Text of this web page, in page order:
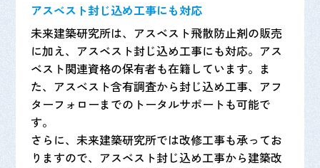
アスベスト封じ込め工事にも対応
未来建築研究所は、アスベスト飛散防止剤の販売
に加え、アスベスト封じ込め工事にも対応。アス
ベスト関連資格の保有者も在籍しています。ま
た、アスベスト含有調査から封じ込め工事、アフ
ターフォローまでのトータルサポートも可能で
す。
さらに、未来建築研究所では改修工事も承ってお
りますので、アスベスト封じ込め工事から建築改